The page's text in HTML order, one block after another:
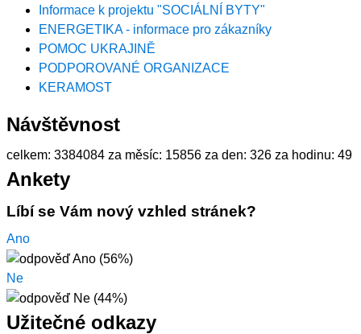
Informace k projektu "SOCIÁLNÍ BYTY"
ENERGETIKA - informace pro zákazníky
POMOC UKRAJINĚ
PODPOROVANÉ ORGANIZACE
KERAMOST
Návštěvnost
celkem: 3384084 za měsíc: 15856 za den: 326 za hodinu: 49
Ankety
Líbí se Vám nový vzhled stránek?
Ano
Ne
Užitečné odkazy